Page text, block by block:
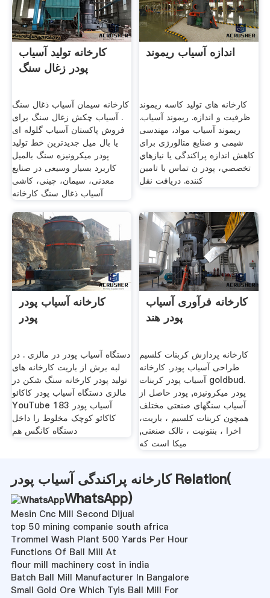
کارخانه تولید آسیاب
پودر زغال سنگ
کارخانه سیمان آسیاب ذغال سنگ
. آسیاب چکش زغال سنگ برای
فروش پاکستان آسیاب گلوله ای
یا بال میل جدیدترین خط تولید
پودر میکرونیزه سنگ بالمیل
کاربرد بسیار وسیعی در صنایع
معدنی، سیمان، چینی، کاشی
آسیاب ذغال سنگ کارخانه
اندازه آسیاب ریموند
کارخانه های تولید کاسه ریموند
ظرفیت و اندازه. ریموند آسیاب.
ریموند آسیاب مواد، مهندسی
شیمی و صنایع متالورژی برای
کاهش اندازه پراکندگی یا نيازهاي
تخصصي، پودر ن تماس با تامین
کننده. دریافت نقل
کارخانه آسیاب پودر
پودر
دستگاه آسیاب پودر در مالزی . در
لبه برش از باریت کارخانه های
تولید پودر کارخانه سنگ شکن در
مالزی ‫دستگاه آسیاب پودر کاکائو‬‎
YouTube 183 آسیاب پودر
کاکائو کوچک مخلوط را داخل
دستگاه کانگس هم
کارخانه فرآوری آسیاب
پودر هند
کارخانه پردازش کربنات کلسیم
طراحی آسیاب پودر. کارخانه
آسیاب پودر کربنات goldbud.
پودر میکرونیزه, پودر حاصل از
آسیاب سنگهای صنعتی مختلف
همچون کربنات کلسیم ، باريت،
اخرا ، بنتونیت ، تالک صنعتی,
میکا است که
کارخانه پراکندگی آسیاب پودر Relation(
WhatsApp)
Mesin Cnc Mill Second Dijual
top 50 mining companie south africa
Trommel Wash Plant 500 Yards Per Hour
Functions Of Ball Mill At
flour mill machinery cost in india
Batch Ball Mill Manufacturer In Bangalore
Small Gold Ore Which Tyis Ball Mill For